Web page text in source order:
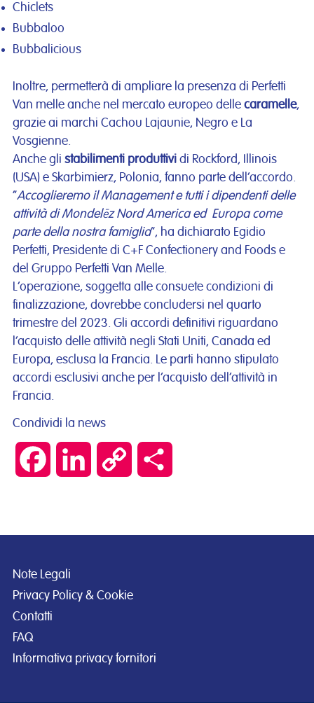
Chiclets
Bubbaloo
Bubbalicious
Inoltre, permetterà di ampliare la presenza di Perfetti
Van melle anche nel mercato europeo delle caramelle,
grazie ai marchi Cachou Lajaunie, Negro e La
Vosgienne.
Anche gli stabilimenti produttividi Rockford, Illinois
(USA) e Skarbimierz, Polonia, fanno parte dell’accordo.
“Accoglieremo il Management e tutti i dipendenti delle
attività di Mondelēz Nord America ed Europa come
parte della nostra famiglia“, ha dichiarato Egidio
Perfetti, Presidente di C+F Confectionery and Foods e
del Gruppo Perfetti Van Melle.
L’operazione, soggetta alle consuete condizioni di
finalizzazione, dovrebbe concludersi nel quarto
trimestre del 2023. Gli accordi definitivi riguardano
l’acquisto delle attività negli Stati Uniti, Canada ed
Europa, esclusa la Francia. Le parti hanno stipulato
accordi esclusivi anche per l’acquisto dell’attività in
Francia.
Condividi la news
Facebook LinkedIn Copy
Note Legali
Privacy Policy & Cookie
Contatti
FAQ
Informativa privacy fornitori